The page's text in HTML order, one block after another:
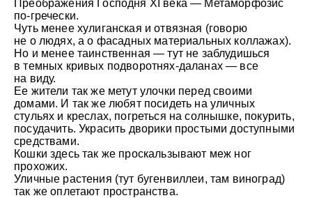
© Андрей Иванов
Преображения Господня XI века — Метаморфозис
по-гречески.
Чуть менее хулиганская и отвязная (говорю
не о людях, а о фасадных материальных коллажах).
Но и менее таинственная — тут не заблудишься
в темных кривых подворотнях-даланах — все
на виду.
Ее жители так же метут улочки перед своими
домами. И так же любят посидеть на уличных
стульях и креслах, погреться на солнышке, покурить,
посудачить. Украсить дворики простыми доступными
средствами.
Кошки здесь так же проскальзывают меж ног
прохожих.
Уличные растения (тут бугенвиллеи, там виноград)
так же оплетают пространства.